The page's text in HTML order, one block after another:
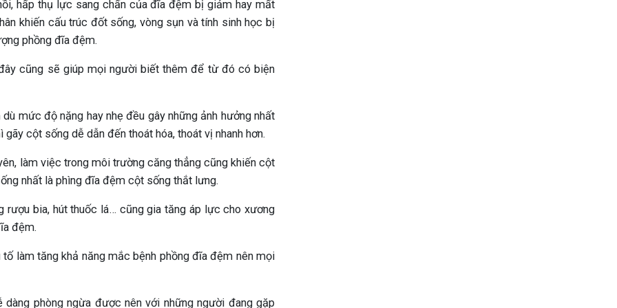
hấp thụ lực sang chấn của đĩa đệm bị giảm hay mất
khiến cấu trúc đốt sống, vòng sụn và tính sinh học bị
phồng đĩa đệm.
cũng sẽ giúp mọi người biết thêm để từ đó có biện
mức độ nặng hay nhẹ đều gây những ảnh hưởng nhất
cột sống dễ dẫn đến thoát hóa, thoát vị nhanh hơn.
làm việc trong môi trường căng thẳng cũng khiến cột
nhất là phìng đĩa đệm cột sống thắt lưng.
rượu bia, hút thuốc lá… cũng gia tăng áp lực cho xương
đệm.
làm tăng khả năng mắc bệnh phồng đĩa đệm nên mọi
phòng ngừa được nên với những người đang gặp